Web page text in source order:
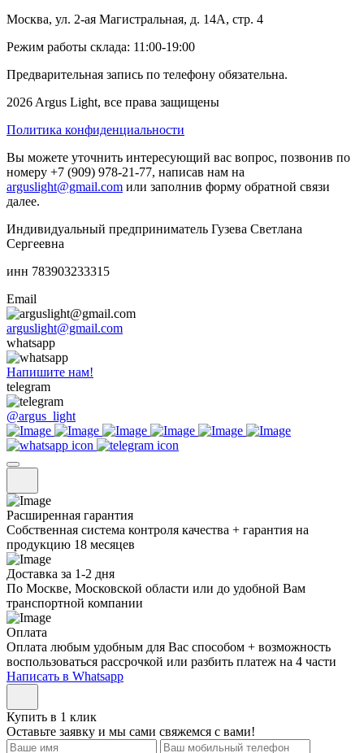
Москва, ул. 2-ая Магистральная, д. 14А, стр. 4
Режим работы склада: 11:00-19:00
Предварительная запись по телефону обязательна.
2026 Argus Light, все права защищены
Политика конфиденциальности
Вы можете уточнить интересующий вас вопрос, позвонив по
номеру +7 (909) 978-21-77, написав нам на
arguslight@gmail.com или заполнив форму обратной связи
далее.
Индивидуальный предприниматель Гузева Светлана
Сергеевна
инн 783903233315
Email
arguslight@gmail.com
whatsapp
Напишите нам!
telegram
@argus_light
Расширенная гарантия
Собственная система контроля качества + гарантия на
продукцию 18 месяцев
Доставка за 1-2 дня
По Москве, Московской области или до удобной Вам
транспортной компании
Оплата
Оплата любым удобным для Вас способом + возможность
воспользоваться рассрочкой или разбить платеж на 4 части
Написать в Whatsapp
Купить в 1 клик
Оставьте заявку и мы сами свяжемся с вами!